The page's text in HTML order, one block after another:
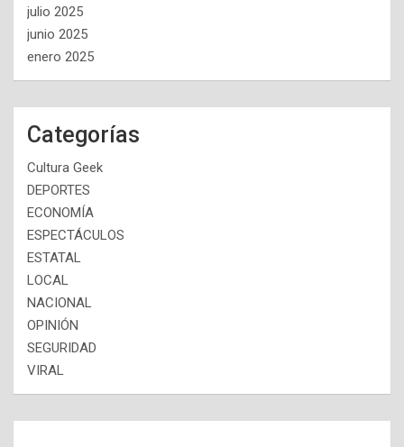
julio 2025
junio 2025
enero 2025
Categorías
Cultura Geek
DEPORTES
ECONOMÍA
ESPECTÁCULOS
ESTATAL
LOCAL
NACIONAL
OPINIÓN
SEGURIDAD
VIRAL